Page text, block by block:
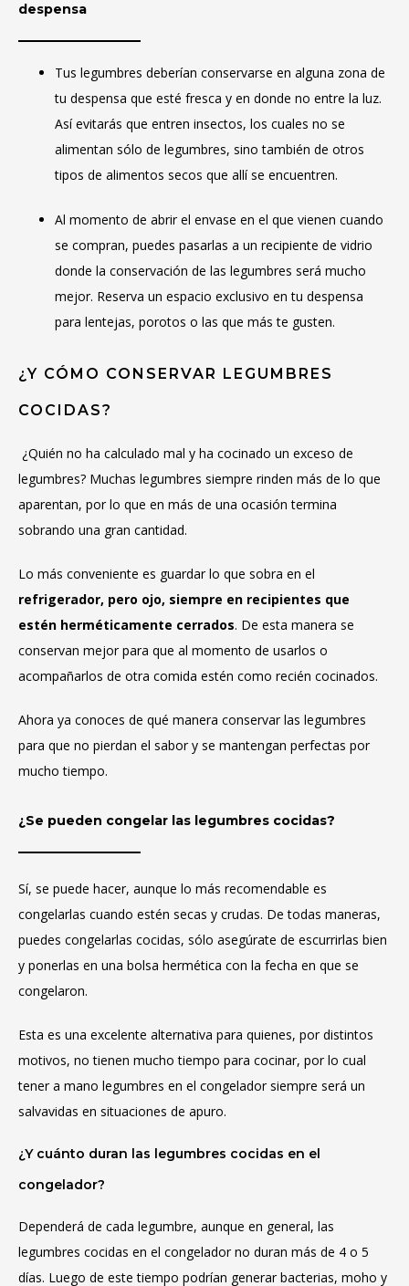
despensa
Tus legumbres deberían conservarse en alguna zona de
tu despensa que esté fresca y en donde no entre la luz.
Así evitarás que entren insectos, los cuales no se
alimentan sólo de legumbres, sino también de otros
tipos de alimentos secos que allí se encuentren.
Al momento de abrir el envase en el que vienen cuando
se compran, puedes pasarlas a un recipiente de vidrio
donde la conservación de las legumbres será mucho
mejor. Reserva un espacio exclusivo en tu despensa
para lentejas, porotos o las que más te gusten.
¿Y CÓMO CONSERVAR LEGUMBRES
COCIDAS?
¿Quién no ha calculado mal y ha cocinado un exceso de
legumbres? Muchas legumbres siempre rinden más de lo que
aparentan, por lo que en más de una ocasión termina
sobrando una gran cantidad.
Lo más conveniente es guardar lo que sobra en el
refrigerador, pero ojo, siempre en recipientes que
estén herméticamente cerrados. De esta manera se
conservan mejor para que al momento de usarlos o
acompañarlos de otra comida estén como recién cocinados.
Ahora ya conoces de qué manera conservar las legumbres
para que no pierdan el sabor y se mantengan perfectas por
mucho tiempo.
¿Se pueden congelar las legumbres cocidas?
Sí, se puede hacer, aunque lo más recomendable es
congelarlas cuando estén secas y crudas. De todas maneras,
puedes congelarlas cocidas, sólo asegúrate de escurrirlas bien
y ponerlas en una bolsa hermética con la fecha en que se
congelaron.
Esta es una excelente alternativa para quienes, por distintos
motivos, no tienen mucho tiempo para cocinar, por lo cual
tener a mano legumbres en el congelador siempre será un
salvavidas en situaciones de apuro.
¿Y cuánto duran las legumbres cocidas en el
congelador?
Dependerá de cada legumbre, aunque en general, las
legumbres cocidas en el congelador no duran más de 4 o 5
días. Luego de este tiempo podrían generar bacterias, moho y